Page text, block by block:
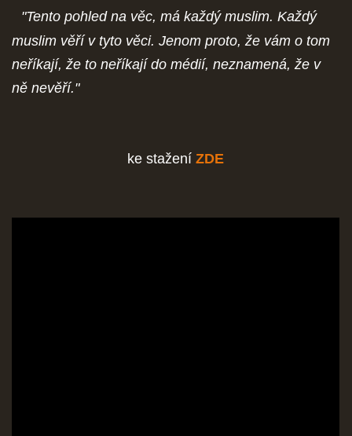
"Tento pohled na věc, má každý muslim. Každý
muslim věří v tyto věci. Jenom proto, že vám o tom
neříkají, že to neříkají do médií, neznamená, že v
ně nevěří."
ke stažení ZDE